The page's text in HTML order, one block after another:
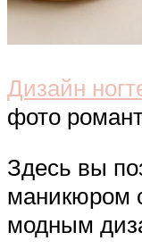
Дизайн
фото
Здесь вы
маникюром
модным